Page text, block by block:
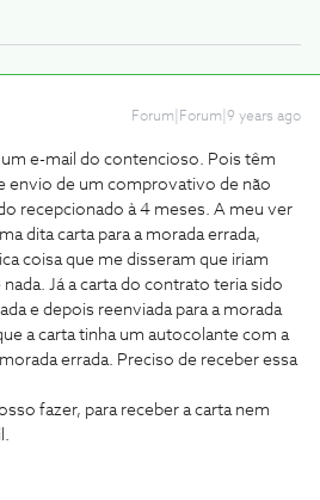
Forum|Forum|9 years ago
e-mail do contencioso. Pois têm
envio de um comprovativo de não
recepcionado à 4 meses. A meu ver
dita carta para a morada errada,
coisa que me disseram que iriam
Já a carta do contrato teria sido
e depois reenviada para a morada
a carta tinha um autocolante com a
errada. Preciso de receber essa
fazer, para receber a carta nem